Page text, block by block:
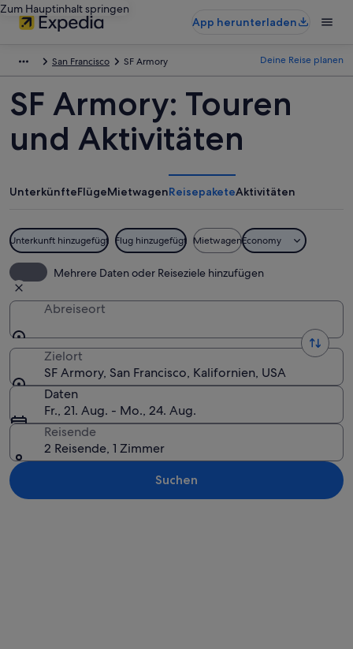
Zum Hauptinhalt springen
App herunterladen
San Francisco SF Armory Deine Reise planen
SF Armory: Touren
und Aktivitäten
UnterkünfteFlügeMietwagenReisepaketeAktivitäten
Unterkunft hinzugefügt Flug hinzugefügt MietwagenEconomy
Mehrere Daten oder Reiseziele hinzufügen
Abreiseort
Zielort
SF Armory, San Francisco, Kalifornien, USA
Daten
Fr., 21. Aug. - Mo., 24. Aug.
Reisende
2 Reisende, 1 Zimmer
Suchen